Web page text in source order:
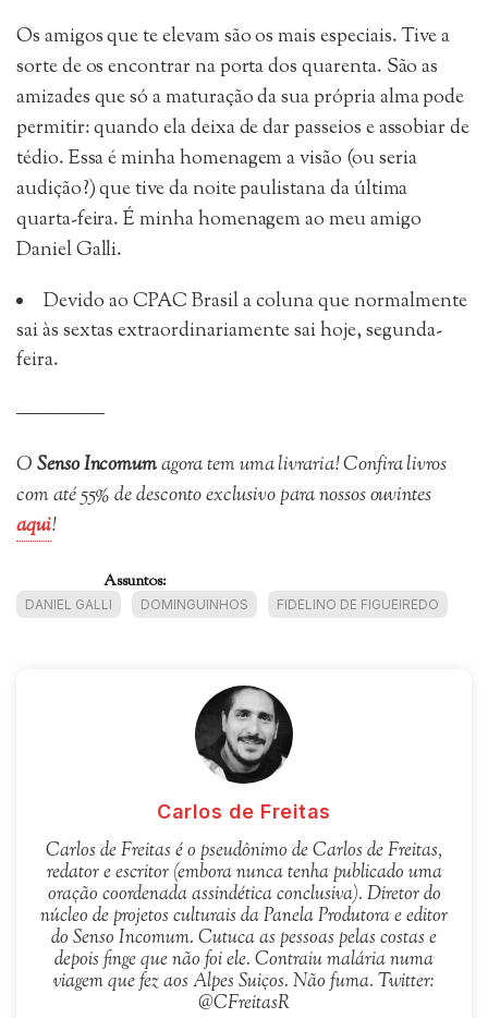
Os amigos que te elevam são os mais especiais. Tive a
sorte de os encontrar na porta dos quarenta. São as
amizades que só a maturação da sua própria alma pode
permitir: quando ela deixa de dar passeios e assobiar de
tédio. Essa é minha homenagem a visão (ou seria
audição?) que tive da noite paulistana da última
quarta-feira. É minha homenagem ao meu amigo
Daniel Galli.
Devido ao CPAC Brasil a coluna que normalmente
sai às sextas extraordinariamente sai hoje, segunda-
feira.
————–
OSenso Incomumagora tem uma livraria! Confira livros
com até 55% de desconto exclusivo para nossos ouvintes
aqui!
Assuntos:
DANIEL GALLI DOMINGUINHOS FIDELINO DE FIGUEIREDO
Carlos de Freitas
Carlos de Freitas é o pseudônimo de Carlos de Freitas,
redator e escritor (embora nunca tenha publicado uma
oração coordenada assindética conclusiva). Diretor do
núcleo de projetos culturais da Panela Produtora e editor
do Senso Incomum. Cutuca as pessoas pelas costas e
depois finge que não foi ele. Contraiu malária numa
viagem que fez aos Alpes Suiços. Não fuma. Twitter:
@CFreitasR